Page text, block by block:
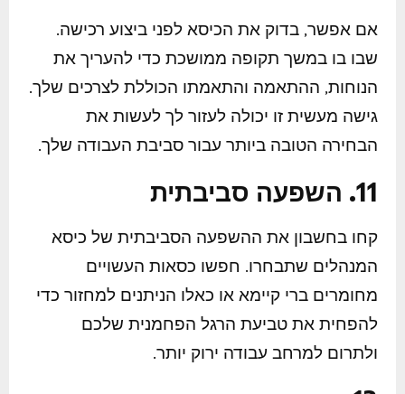
אם אפשר, בדוק את הכיסא לפני ביצוע רכישה.
שבו בו במשך תקופה ממושכת כדי להעריך את
הנוחות, ההתאמה והתאמתו הכוללת לצרכים שלך.
גישה מעשית זו יכולה לעזור לך לעשות את
הבחירה הטובה ביותר עבור סביבת העבודה שלך.
11. השפעה סביבתית
קחו בחשבון את ההשפעה הסביבתית של כיסא
המנהלים שתבחרו. חפשו כסאות העשויים
מחומרים ברי קיימא או כאלו הניתנים למחזור כדי
להפחית את טביעת הרגל הפחמנית שלכם
ולתרום למרחב עבודה ירוק יותר.